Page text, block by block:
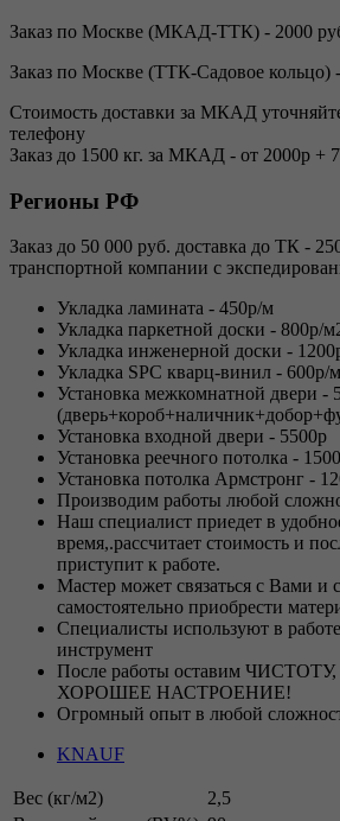
Заказ по Москве (МКАД-ТТК) - 2000
Заказ по Москве (ТТК-Садовое кольцо)
Стоимость доставки за МКАД
телефону
Заказ до 1500 кг. за МКАД - от 2000р
Регионы РФ
Заказ до 50 000 руб. доставка до ТК -
транспортной компании с
Укладка ламината - 450р/м
Укладка паркетной доски - 800р/
Укладка инженерной доски -
Укладка SPC кварц-винил - 600р/
Установка межкомнатной двери -
Установка входной двери - 5500р
Установка реечного потолка -
Установка потолка Армстронг -
Производим работы любой
Наш специалист приедет в
время,.рассчитает стоимость и
приступит к работе.
Мастер может связаться с Вами и
самостоятельно приобрести
Специалисты используют в
инструмент
После работы оставим
ХОРОШЕЕ НАСТРОЕНИЕ!
Огромный опыт в любой
KNAUF
Вес (кг/м2)
2,5